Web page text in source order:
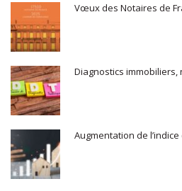
Vœux des Notaires de
Diagnostics immobiliers,
Augmentation de